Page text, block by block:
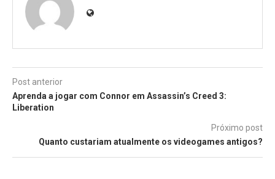
Post anterior
Aprenda a jogar com Connor em Assassin’s Creed 3:
Liberation
Próximo post
Quanto custariam atualmente os videogames antigos?